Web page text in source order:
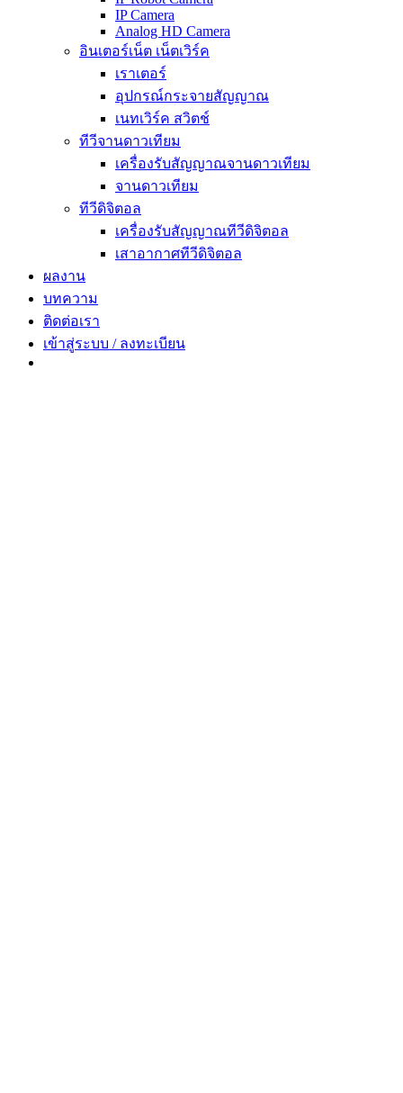
IP Camera
Analog HD Camera
อินเตอร์เน็ต เน็ตเวิร์ค
เราเตอร์
อุปกรณ์กระจายสัญญาณ
เนทเวิร์ค สวิตช์
ทีวีจานดาวเทียม
เครื่องรับสัญญาณจานดาวเทียม
จานดาวเทียม
ทีวีดิจิตอล
เครื่องรับสัญญาณทีวีดิจิตอล
เสาอากาศทีวีดิจิตอล
ผลงาน
บทความ
ติดต่อเรา
เข้าสู่ระบบ / ลงทะเบียน